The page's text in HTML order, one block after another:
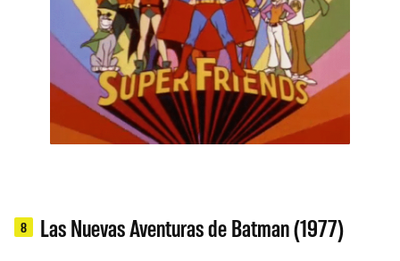
8 Las Nuevas Aventuras de Batman (1977)